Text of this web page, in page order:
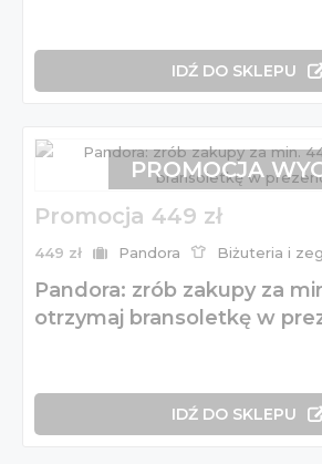
IDŹ DO SKLEPU
Promocja 449 zł
449 zł Pandora Biżuteria i
Pandora: zrób zakupy za
otrzymaj bransoletkę w
IDŹ DO SKLEPU
PROMOCJA